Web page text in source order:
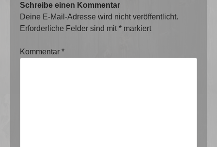
Schreibe einen Kommentar
Deine E-Mail-Adresse wird nicht veröffentlicht.
Erforderliche Felder sind mit* markiert
Kommentar*